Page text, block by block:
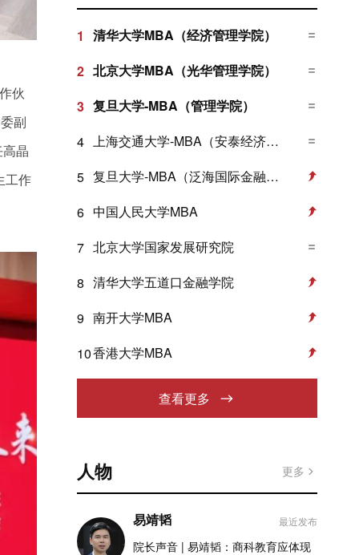
伙
副
晶
工作
1
清华大学MBA（经济管理学院）
2 北京大学MBA（光华管理学院）
3 复旦大学-MBA（管理学院）
4
上海交通大学-MBA（安泰经济与管理学院）
5
复旦大学-MBA（泛海国际金融学院）
6 中国人民大学MBA
7 北京大学国家发展研究院
8 清华大学五道口金融学院
9 南开大学MBA
10香港大学MBA
查看更多
人物 更多
易靖韬 最近发布
院长声音 | 易靖韬：商科教育应体现